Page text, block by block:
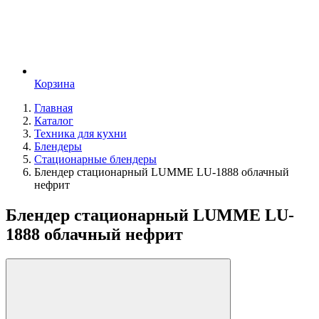
Корзина
Главная
Каталог
Техника для кухни
Блендеры
Стационарные блендеры
Блендер стационарный LUMME LU-1888 облачный
нефрит
Блендер стационарный LUMME LU-
1888 облачный нефрит